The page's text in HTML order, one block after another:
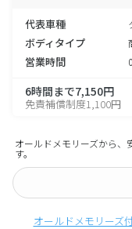
代表車種
ボディタイプ
営業時間
6時間まで7,150円
免責補償制度1,100円
オールドメモリーズから、
す。
オールドメモリーズ